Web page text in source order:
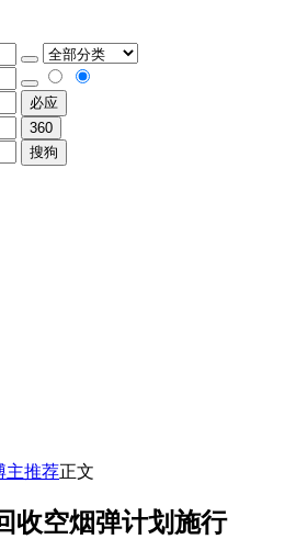
必应
360
搜狗
主推荐正文
收空烟弹计划施行